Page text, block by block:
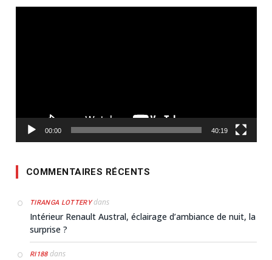
00:00 40:19
COMMENTAIRES RÉCENTS
TIRANGA LOTTERYdans
Intérieur Renault Austral, éclairage d’ambiance de nuit, la
surprise ?
RI188dans